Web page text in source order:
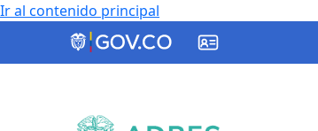
Ir al contenido principal